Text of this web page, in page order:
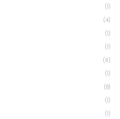
(1)
(4)
(1)
(1)
(6)
(1)
(8)
(1)
(1)